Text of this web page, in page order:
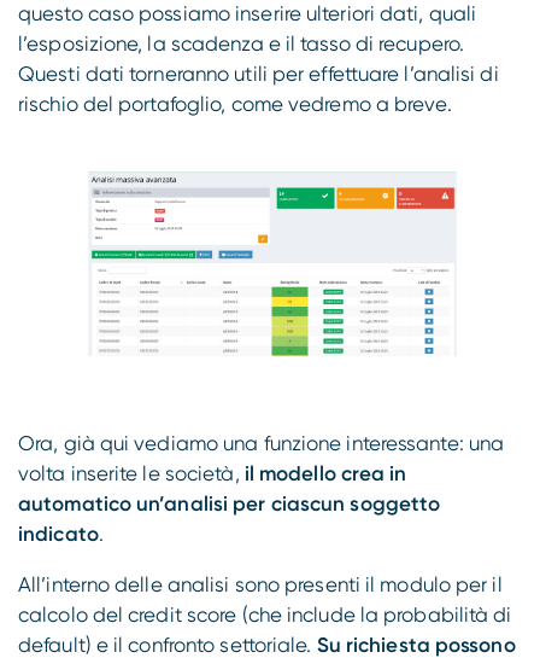
questo caso possiamo inserire ulteriori dati, quali
l’esposizione, la scadenza e il tasso di recupero.
Questi dati torneranno utili per effettuare l’analisi di
rischio del portafoglio, come vedremo a breve.
Ora, già qui vediamo una funzione interessante: una
volta inserite le società, il modello crea in
automatico un’analisi per ciascun soggetto
indicato.
All’interno delle analisi sono presenti il modulo per il
calcolo del credit score (che include la probabilità di
default) e il confronto settoriale. Su richiesta possono